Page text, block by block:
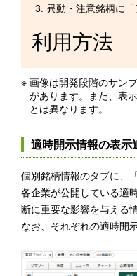
異動・注意銘柄に
利用方法
※ 画像は開発段階のサン
があります。また、表
とは異なります。
適時開示情報の表示
個別銘柄情報のタブに、
各企業が公開している適
断に重要な影響を与える
なお、それぞれの適時開